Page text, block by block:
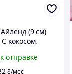
(9 см)
кокосом.
для
отправке
₴/мес